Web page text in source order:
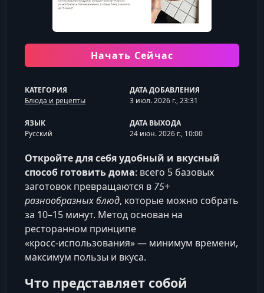
Начать Сейчас
КАТЕГОРИЯ
Блюда и рецепты
ДАТА ДОБАВЛЕНИЯ
3 июл. 2026 г., 23:31
ЯЗЫК
Русский
ДАТА ВЫХОДА
24 июн. 2026 г., 10:00
Откройте для себя удобный и вкусный
способ готовить дома: всего 5 базовых
заготовок превращаются в 75+
разнообразных блюд, которые можно собрать
за 10–15 минут. Метод основан на
ресторанном принципе
«кросс‑использования» — минимум времени,
максимум пользы и вкуса.
Что представляет собой